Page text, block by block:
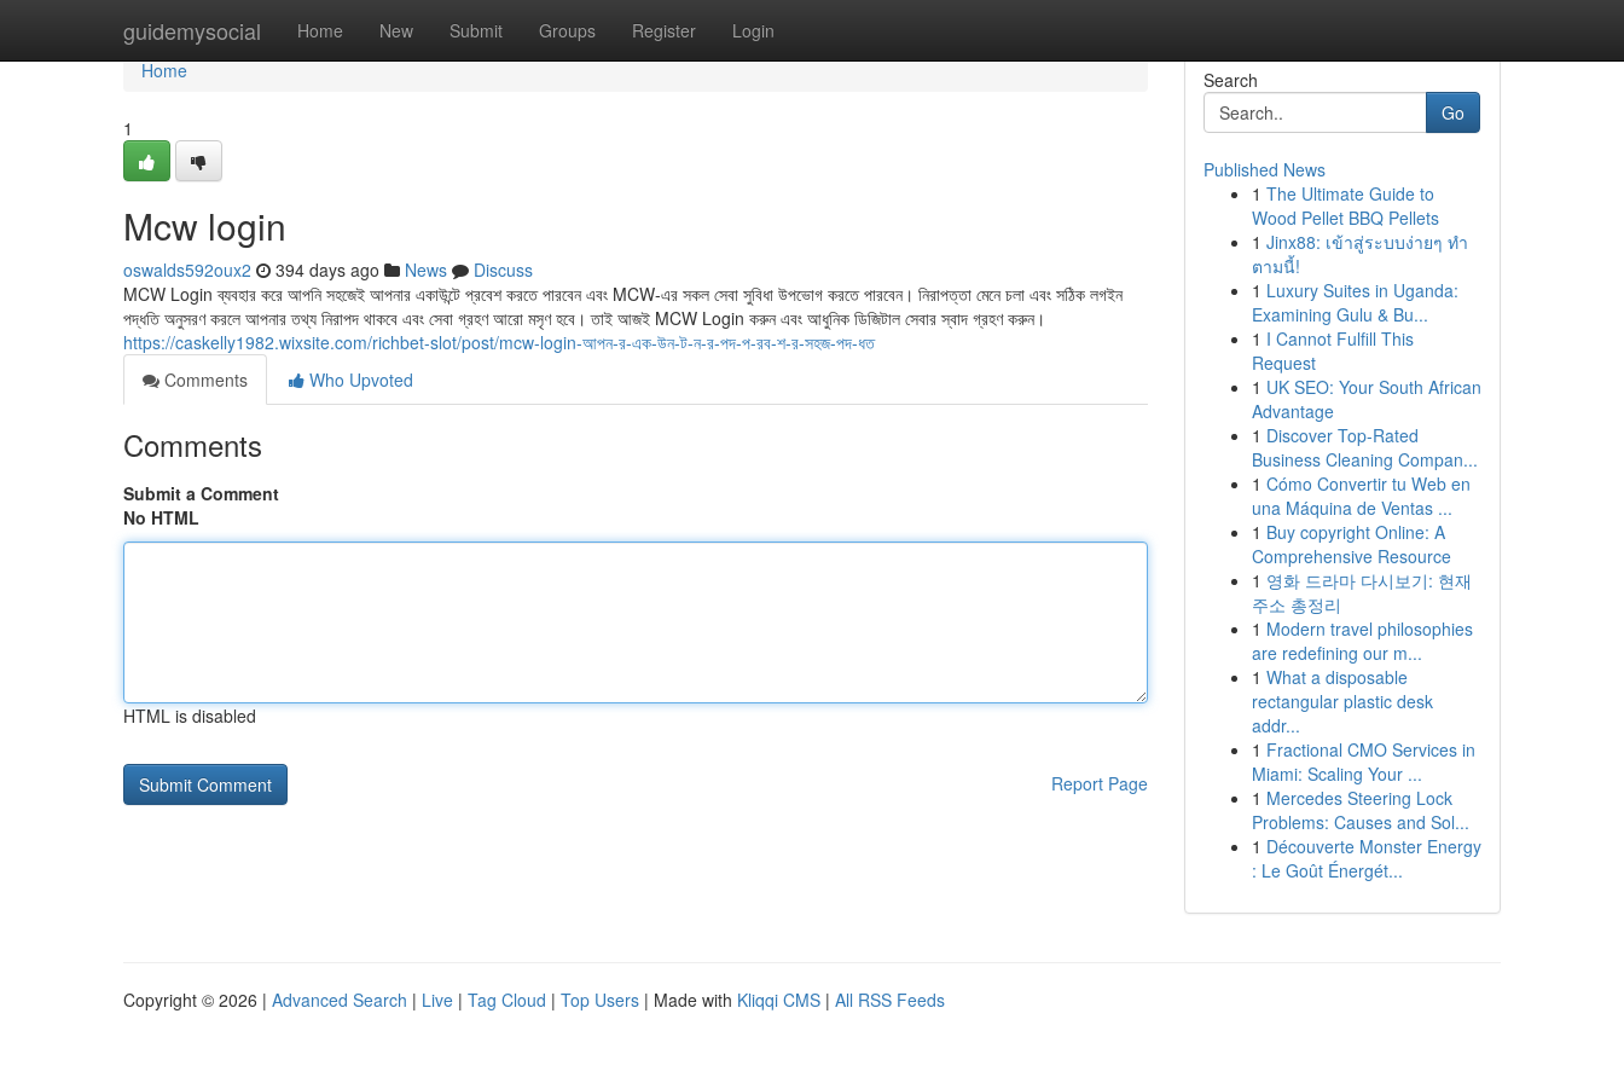
guidemysocial Home New Submit Groups Register Login
Home
Home
1
Mcw login
oswalds592oux2 394 days ago News
Discuss
MCW Login ব্যবহার করে আপনি সহজেই আপনার একাউন্টে প্রবেশ করতে পারবেন এবং MCW-এর সকল সেবা সুবিধা উপভোগ করতে পারবেন। নিরাপত্তা মেনে চলা এবং সঠিক লগইন
পদ্ধতি অনুসরণ করলে আপনার তথ্য নিরাপদ থাকবে এবং সেবা গ্রহণ আরো মসৃণ হবে। তাই আজই MCW Login করুন এবং আধুনিক ডিজিটাল সেবার স্বাদ গ্রহণ করুন।
https://caskelly1982.wixsite.com/richbet-slot/post/mcw-login-আপন-র-এক-উন-ট-ন-র-পদ-প-রব-শ-র-সহজ-পদ-ধত
Comments
Who Upvoted
Comments
Submit a Comment
No HTML
HTML is disabled
Report Page
Search
Go
Published News
1 The Ultimate Guide to
Wood Pellet BBQ Pellets
1 Jinx88: เข้าสู่ระบบง่ายๆ ทำ
ตามนี้!
1 Luxury Suites in Uganda:
Examining Gulu & Bu...
1 I Cannot Fulfill This
Request
1 UK SEO: Your South African
Advantage
1 Discover Top-Rated
Business Cleaning Compan...
1 Cómo Convertir tu Web en
una Máquina de Ventas ...
1 Buy copyright Online: A
Comprehensive Resource
1 영화 드라마 다시보기: 현재
주소 총정리
1 Modern travel philosophies
are redefining our m...
1 What a disposable
rectangular plastic desk
addr...
1 Fractional CMO Services in
Miami: Scaling Your ...
1 Mercedes Steering Lock
Problems: Causes and Sol...
1 Découverte Monster Energy
: Le Goût Énergét...
Copyright © 2026 | Advanced Search | Live | Tag Cloud | Top Users | Made with Kliqqi CMS | All RSS Feeds